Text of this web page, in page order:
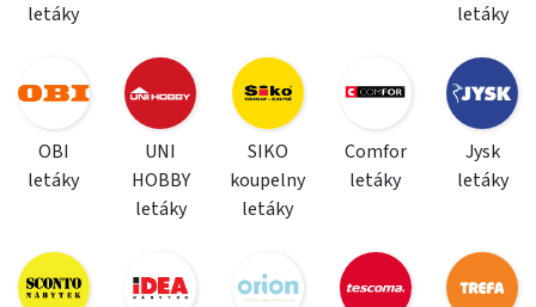
letáky
letáky
OBI
letáky
UNI
HOBBY
letáky
SIKO
koupelny
letáky
Comfor
letáky
Jysk
letáky